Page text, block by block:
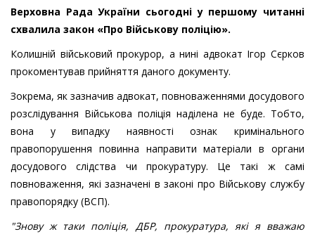
Верховна Рада України сьогодні у першому читанні
схвалила закон «Про Військову поліцію».
Колишній військовий прокурор, а нині адвокат Ігор Сєрков
прокоментував прийняття даного документу.
Зокрема, як зазначив адвокат, повноваженнями досудового
розслідування Військова поліція наділена не буде. Тобто,
вона у випадку наявності ознак кримінального
правопорушення повинна направити матеріали в органи
досудового слідства чи прокуратуру. Це такі ж самі
повноваження, які зазначені в законі про Військову службу
правопорядку (ВСП).
"Знову ж таки поліція, ДБР, прокуратура, які я вважаю